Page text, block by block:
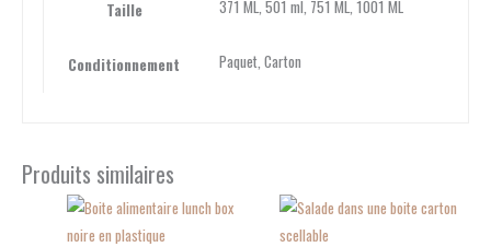
Taille 371 ML, 501 ml, 751 ML, 1001 ML
Conditionnement Paquet, Carton
Produits similaires
Ce
produit
Ce
produit